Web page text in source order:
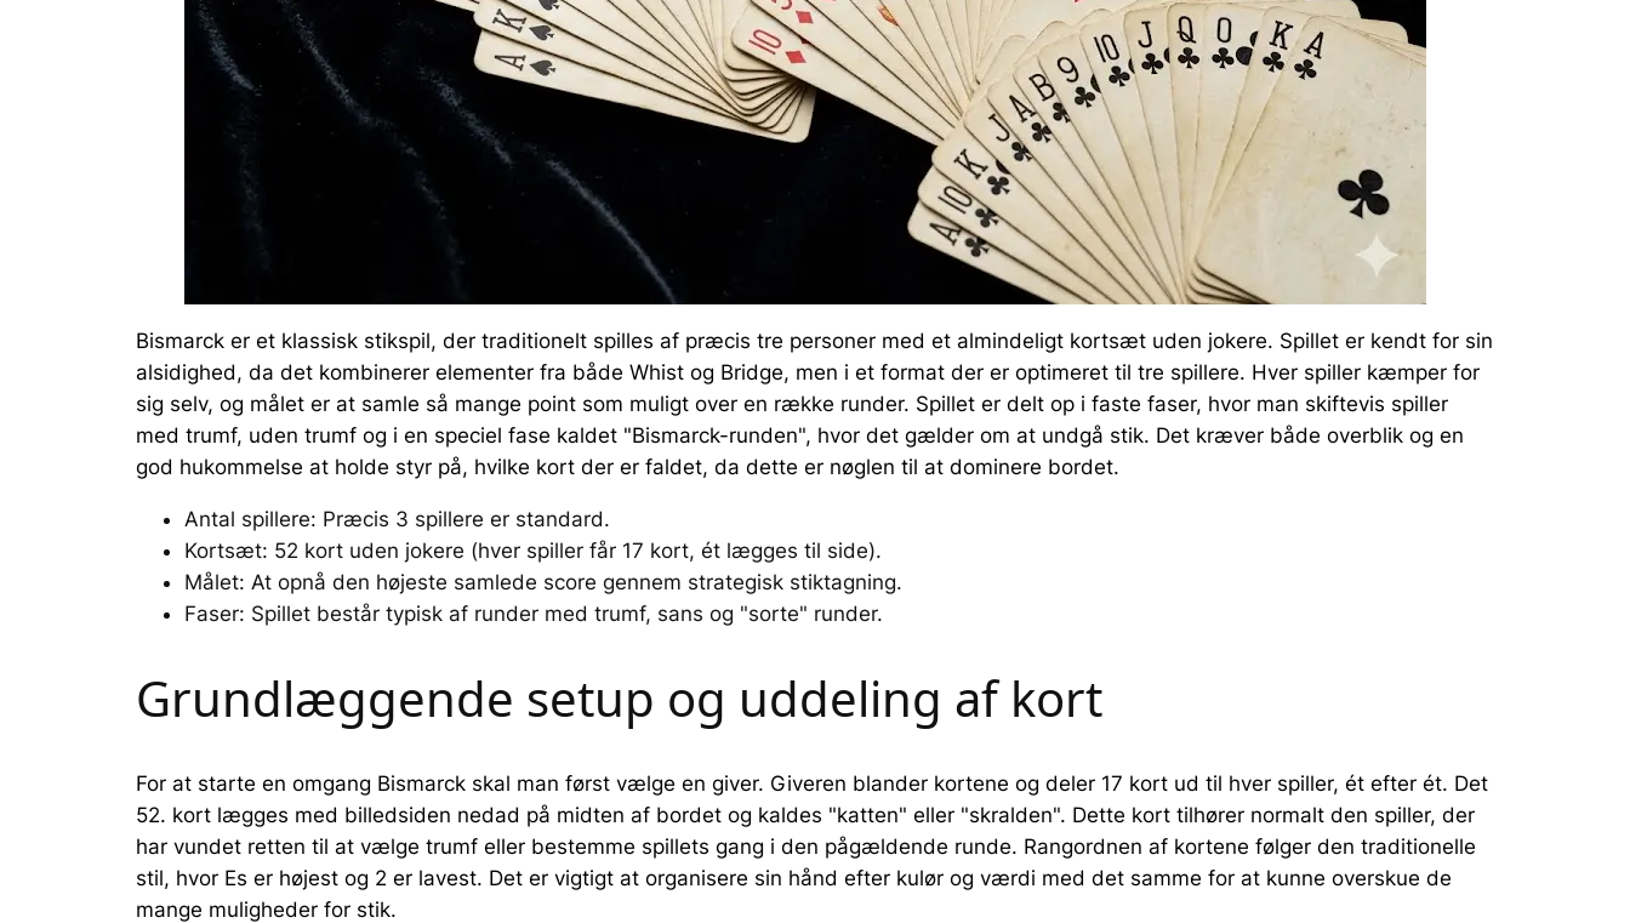
Bismarck er et klassisk stikspil, der traditionelt spilles af præcis tre personer med et almindeligt kortsæt uden jokere. Spillet er kendt for sin
alsidighed, da det kombinerer elementer fra både Whist og Bridge, men i et format der er optimeret til tre spillere. Hver spiller kæmper for
sig selv, og målet er at samle så mange point som muligt over en række runder. Spillet er delt op i faste faser, hvor man skiftevis spiller
med trumf, uden trumf og i en speciel fase kaldet "Bismarck-runden", hvor det gælder om at undgå stik. Det kræver både overblik og en
god hukommelse at holde styr på, hvilke kort der er faldet, da dette er nøglen til at dominere bordet.
Antal spillere: Præcis 3 spillere er standard.
Kortsæt: 52 kort uden jokere (hver spiller får 17 kort, ét lægges til side).
Målet: At opnå den højeste samlede score gennem strategisk stiktagning.
Faser: Spillet består typisk af runder med trumf, sans og "sorte" runder.
Grundlæggende setup og uddeling af kort
For at starte en omgang Bismarck skal man først vælge en giver. Giveren blander kortene og deler 17 kort ud til hver spiller, ét efter ét. Det
52. kort lægges med billedsiden nedad på midten af bordet og kaldes "katten" eller "skralden". Dette kort tilhører normalt den spiller, der
har vundet retten til at vælge trumf eller bestemme spillets gang i den pågældende runde. Rangordnen af kortene følger den traditionelle
stil, hvor Es er højest og 2 er lavest. Det er vigtigt at organisere sin hånd efter kulør og værdi med det samme for at kunne overskue de
mange muligheder for stik.